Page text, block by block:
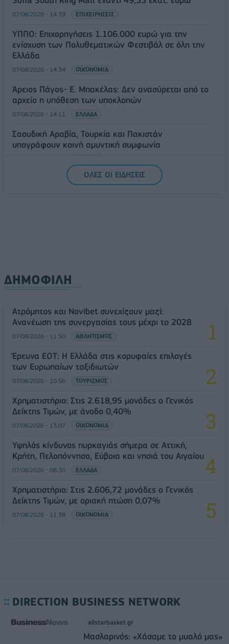
07/08/2026 - 14:39 ΕΠΙΧΕΙΡΗΣΕΙΣ
ΥΠΠΟ: Επιχορηγήσεις 1.106.000 ευρώ για την
ενίσχυση των Πολυθεματικών Φεστιβάλ σε όλη την
Ελλάδα
07/08/2026 - 14:34 ΟΙΚΟΝΟΜΙΑ
Άρειος Πάγος- Ε. Μπακέλας: Δεν ανασύρεται από το
αρχείο η υπόθεση των υποκλοπών
07/08/2026 - 14:11 ΕΛΛΑΔΑ
Σαουδική Αραβία, Τουρκία και Πακιστάν
υπογράφουν κοινή αμυντική συμφωνία
ΟΛΕΣ ΟΙ ΕΙΔΗΣΕΙΣ
ΔΗΜΟΦΙΛΗ
Ατρόμητος και Novibet συνεχίζουν μαζί:
Ανανέωση της συνεργασίας τους μέχρι το 2028
07/08/2026 - 11:50 ΑΘΛΗΤΙΣΜΟΣ
Έρευνα ΕΟΤ: Η Ελλάδα στις κορυφαίες επιλογές
των Ευρωπαίων ταξιδιωτών
07/08/2026 - 10:56 ΤΟΥΡΙΣΜΟΣ
Χρηματιστήριο: Στις 2.618,95 μονάδες ο Γενικός
Δείκτης Τιμών, με άνοδο 0,40%
07/08/2026 - 13:07 ΟΙΚΟΝΟΜΙΑ
Υψηλός κίνδυνος πυρκαγιάς σήμερα σε Αττική,
Κρήτη, Πελοπόννησο, Εύβοια και νησιά του Αιγαίου
07/08/2026 - 08:30 ΕΛΛΑΔΑ
Χρηματιστήριο: Στις 2.606,72 μονάδες ο Γενικός
Δείκτης Τιμών, με οριακή πτώση 0,07%
07/08/2026 - 11:38 ΟΙΚΟΝΟΜΙΑ
DIRECTION BUSINESS NETWORK
allstarbasket.gr
Μασλαρινός: «Χάσαμε το μυαλό μας»